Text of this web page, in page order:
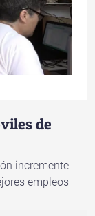
de
incremente
empleos